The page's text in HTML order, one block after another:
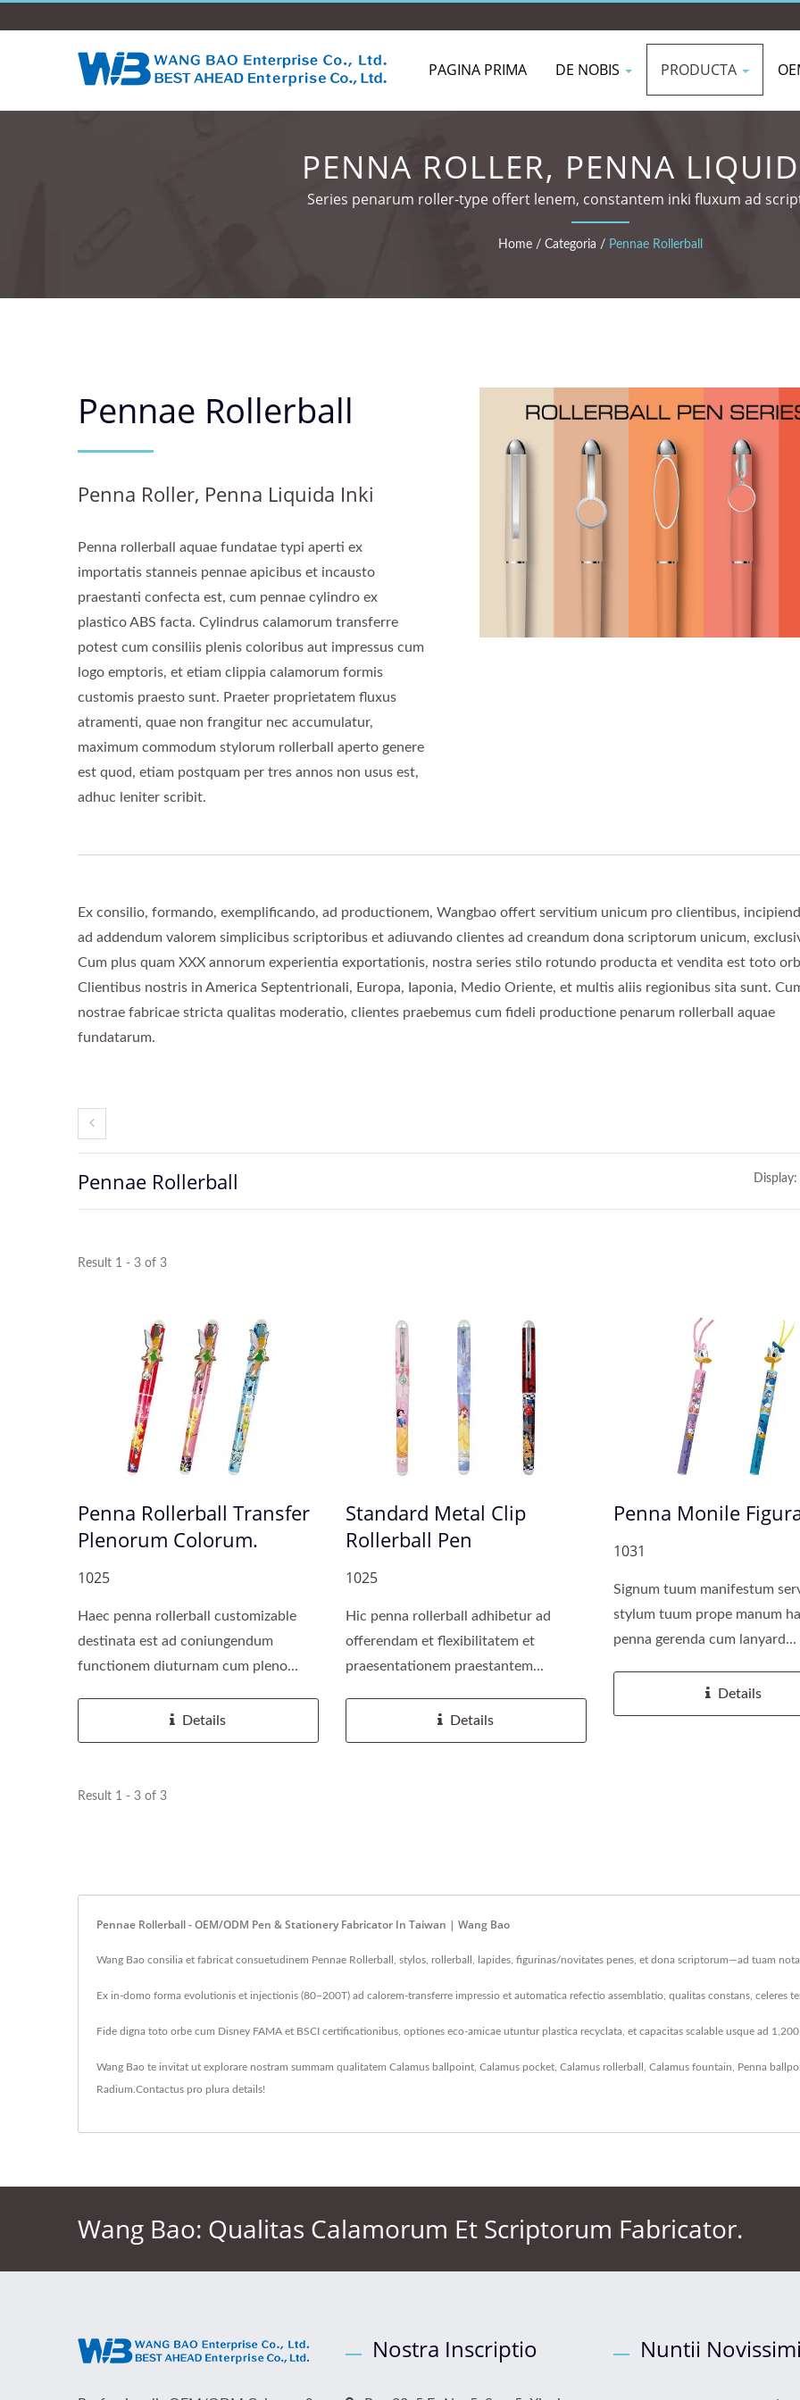
PAGINA PRIMA DE NOBIS PRODUCTA
PENNA ROLLER, PENNA
Series penarum roller-type offert lenem, constantem inki fluxum ad
Home / Categoria / Pennae Rollerball
Pennae Rollerball
Penna Roller, Penna Liquida Inki
Penna rollerball aquae fundatae typi aperti ex
importatis stanneis pennae apicibus et incausto
praestanti confecta est, cum pennae cylindro ex
plastico ABS facta. Cylindrus calamorum transferre
potest cum consiliis plenis coloribus aut impressus cum
logo emptoris, et etiam clippia calamorum formis
customis praesto sunt. Praeter proprietatem fluxus
atramenti, quae non frangitur nec accumulatur,
maximum commodum stylorum rollerball aperto genere
est quod, etiam postquam per tres annos non usus est,
adhuc leniter scribit.
Ex consilio, formando, exemplificando, ad productionem, Wangbao offert servitium unicum pro clientibus,
ad addendum valorem simplicibus scriptoribus et adiuvando clientes ad creandum dona scriptorum unicum,
Cum plus quam XXX annorum experientia exportationis, nostra series stilo rotundo producta et vendita est toto
Clientibus nostris in America Septentrionali, Europa, Iaponia, Medio Oriente, et multis aliis regionibus sita sunt.
nostrae fabricae stricta qualitas moderatio, clientes praebemus cum fideli productione penarum rollerball aquae
fundatarum.
Pennae Rollerball Display:
Result 1 - 3 of 3
Penna Rollerball Transfer
Plenorum Colorum.
1025
Haec penna rollerball customizable
destinata est ad coniungendum
functionem diuturnam cum pleno...
Details
Standard Metal Clip
Rollerball Pen
1025
Hic penna rollerball adhibetur ad
offerendam et flexibilitatem et
praesentationem praestantem...
Details
Penna Monile
1031
Signum tuum manifestum
stylum tuum prope manum
penna gerenda cum lanyard...
Details
Result 1 - 3 of 3
Calamus Manus Puppis Calamus Customizatus Calamus Manus
Pennae Rollerball - OEM/ODM Pen & Stationery Fabricator In Taiwan | Wang Bao
Wang Bao consilia et fabricat consuetudinem Pennae Rollerball, stylos, rollerball, lapides, figurinas/novitates penes, et dona scriptorum—ad tuam
Ex in-domo forma evolutionis et injectionis (80–200T) ad calorem-transferre impressio et automatica refectio assemblatio, qualitas constans, celeres
Fide digna toto orbe cum Disney FAMA et BSCI certificationibus, optiones eco-amicae utuntur plastica recyclata, et capacitas scalable usque ad
Wang Bao te invitat ut explorare nostram summam qualitatem Calamus ballpoint Calamus pocket Calamus rollerball Calamus fountain Penna
Radium Contactus pro plura details!
Wang Bao: Qualitas Calamorum Et Scriptorum Fabricator.
Nostra Inscriptio Nuntii Novissimi